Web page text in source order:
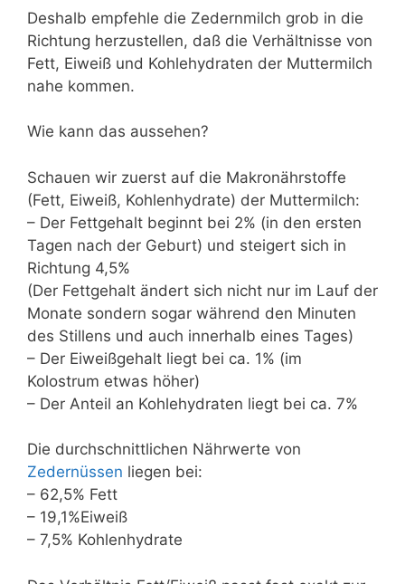
Deshalb empfehle die Zedernmilch grob in die
Richtung herzustellen, daß die Verhältnisse von
Fett, Eiweiß und Kohlehydraten der Muttermilch
nahe kommen.
Wie kann das aussehen?
Schauen wir zuerst auf die Makronährstoffe
(Fett, Eiweiß, Kohlenhydrate) der Muttermilch:
– Der Fettgehalt beginnt bei 2% (in den ersten
Tagen nach der Geburt) und steigert sich in
Richtung 4,5%
(Der Fettgehalt ändert sich nicht nur im Lauf der
Monate sondern sogar während den Minuten
des Stillens und auch innerhalb eines Tages)
– Der Eiweißgehalt liegt bei ca. 1% (im
Kolostrum etwas höher)
– Der Anteil an Kohlehydraten liegt bei ca. 7%
Die durchschnittlichen Nährwerte von
Zedernüssen liegen bei:
– 62,5% Fett
– 19,1%Eiweiß
– 7,5% Kohlenhydrate